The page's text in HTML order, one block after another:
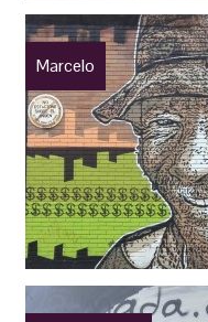
Marcelo